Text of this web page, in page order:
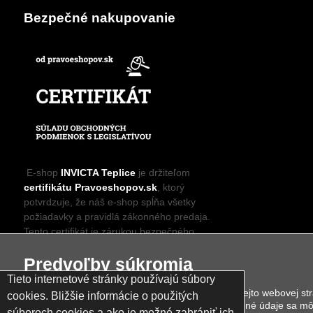
Bezpečné nakupovanie
E-shop INVICTA Tepliceje držiteľom
certifikátu Pravoeshopov.sk, ktorý
potvrdzuje, že náš e‑shop spĺňa všetky
požiadavky a pravidlá zákonného predaja.
Tento certifikát je zárukou bezpečného
spoľahlivého prístupu k zákazníkom.
Nakupujte u nás s istotou – sme overený
e‑shop, ktorému môžete dôverovať.
Predvoľby súkromia
Cookies používame na zlepšenie vašej návštevy tejto webovej
použiť nástroje a služby tretích strán a zhromaždené údaje sa
Tieto internetové stránky používajú súbory
cookies. Bližšie informácie o použitých